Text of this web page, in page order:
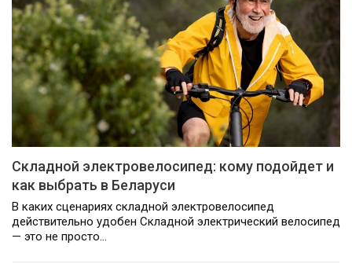
Складной электровелосипед: кому подойдет и
как выбрать в Беларуси
В каких сценариях складной электровелосипед
действительно удобен Складной электрический велосипед
— это не просто…